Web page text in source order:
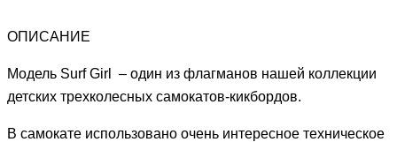
ОПИСАНИЕ
Модель Surf Girl – один из флагманов нашей коллекции
детских трехколесных самокатов-кикбордов.
В самокате использовано очень интересное техническое